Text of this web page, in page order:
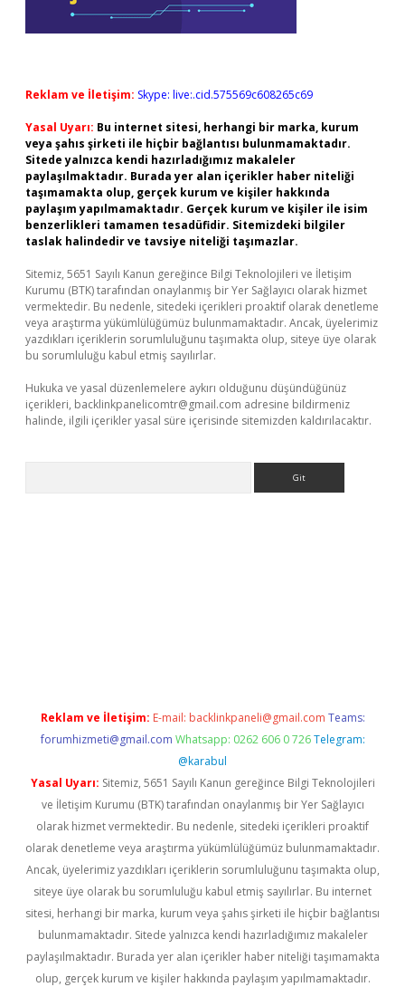
Reklam ve İletişim: Skype: live:.cid.575569c608265c69
Yasal Uyarı: Bu internet sitesi, herhangi bir marka, kurum
veya şahıs şirketi ile hiçbir bağlantısı bulunmamaktadır.
Sitede yalnızca kendi hazırladığımız makaleler
paylaşılmaktadır. Burada yer alan içerikler haber niteliği
taşımamakta olup, gerçek kurum ve kişiler hakkında
paylaşım yapılmamaktadır. Gerçek kurum ve kişiler ile isim
benzerlikleri tamamen tesadüfidir. Sitemizdeki bilgiler
taslak halindedir ve tavsiye niteliği taşımazlar.
Sitemiz, 5651 Sayılı Kanun gereğince Bilgi Teknolojileri ve İletişim
Kurumu (BTK) tarafından onaylanmış bir Yer Sağlayıcı olarak hizmet
vermektedir. Bu nedenle, sitedeki içerikleri proaktif olarak denetleme
veya araştırma yükümlülüğümüz bulunmamaktadır. Ancak, üyelerimiz
yazdıkları içeriklerin sorumluluğunu taşımakta olup, siteye üye olarak
bu sorumluluğu kabul etmiş sayılırlar.
Hukuka ve yasal düzenlemelere aykırı olduğunu düşündüğünüz
içerikleri, backlinkpanelicomtr@gmail.com adresine bildirmeniz
halinde, ilgili içerikler yasal süre içerisinde sitemizden kaldırılacaktır.
Reklam ve İletişim: E-mail: backlinkpaneli@gmail.com Teams:
forumhizmeti@gmail.com Whatsapp: 0262 606 0 726 Telegram:
@karabul
Yasal Uyarı: Sitemiz, 5651 Sayılı Kanun gereğince Bilgi Teknolojileri
ve İletişim Kurumu (BTK) tarafından onaylanmış bir Yer Sağlayıcı
olarak hizmet vermektedir. Bu nedenle, sitedeki içerikleri proaktif
olarak denetleme veya araştırma yükümlülüğümüz bulunmamaktadır.
Ancak, üyelerimiz yazdıkları içeriklerin sorumluluğunu taşımakta olup,
siteye üye olarak bu sorumluluğu kabul etmiş sayılırlar. Bu internet
sitesi, herhangi bir marka, kurum veya şahıs şirketi ile hiçbir bağlantısı
bulunmamaktadır. Sitede yalnızca kendi hazırladığımız makaleler
paylaşılmaktadır. Burada yer alan içerikler haber niteliği taşımamakta
olup, gerçek kurum ve kişiler hakkında paylaşım yapılmamaktadır.